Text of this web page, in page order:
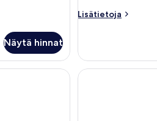
Näytä hinnat
Lisätietoja
Lisätietoja